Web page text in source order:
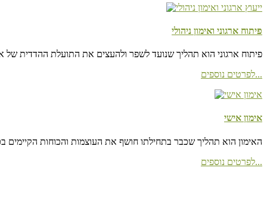
פיתוח ארגוני ואימון ניהולי
פיתוח ארגוני הוא תהליך שנועד לשפר ולהעצים את התועלת ההדדית של
לפרטים נוספים...
אימון אישי
האימון הוא תהליך שכבר בתחילתו חושף את העוצמות והכוחות
לפרטים נוספים...